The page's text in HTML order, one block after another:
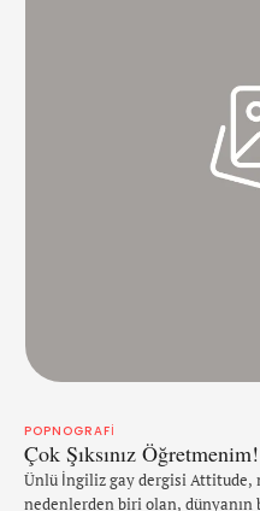
POPNOGRAFI
Çok Şıksınız Öğretmenim!
Ünlü İngiliz gay dergisi
nedenlerden biri olan,